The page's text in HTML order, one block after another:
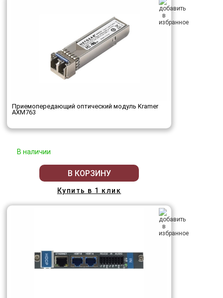
Приемопередающий оптический модуль Kramer
AXM763
В наличии
В КОРЗИНУ
Купить в 1 клик